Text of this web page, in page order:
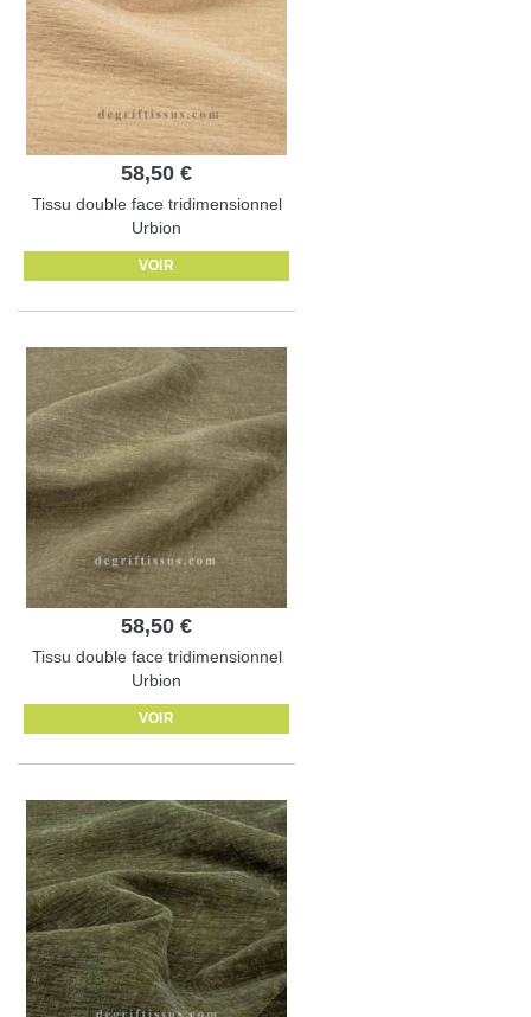
58,50 €
Tissu double face tridimensionnel
Urbion
VOIR
58,50 €
Tissu double face tridimensionnel
Urbion
VOIR